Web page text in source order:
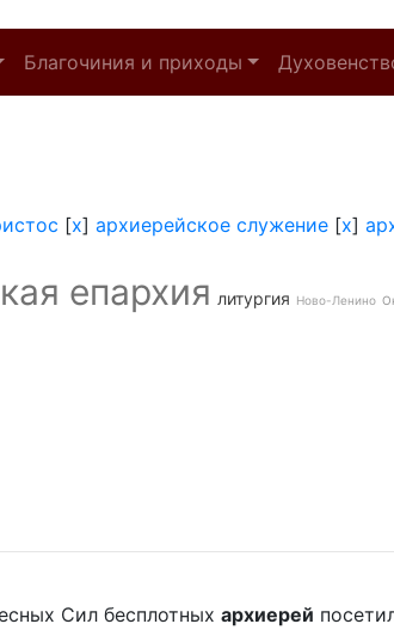
Благочиния и приходы
[x] архиерейское служение [x]
епархия литургия Ново-Ленино
Сил бесплотных архиерей